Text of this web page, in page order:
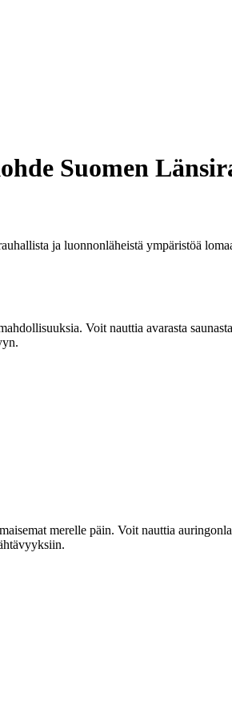
Suomen
ja luonnonläheistä ympäristöä
Voit nauttia avarasta
merelle päin. Voit nauttia